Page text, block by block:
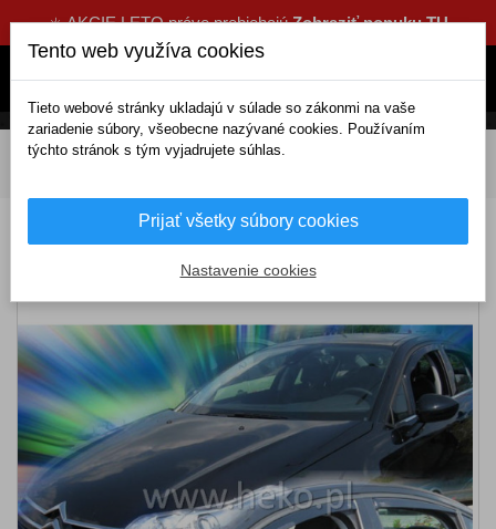
☀️ AKCIE LETO práve prebiehajúZobraziť ponuku TU
DOMOV Exteriérové doplnky
Deflektory CITROËN C5 4/5D (od 2008-2017)
Tento web využíva cookies
Tieto webové stránky ukladajú v súlade so zákonmi na vaše
zariadenie súbory, všeobecne nazývané cookies. Používaním
týchto stránok s tým vyjadrujete súhlas.
Prijať všetky súbory cookies
Nastavenie cookies